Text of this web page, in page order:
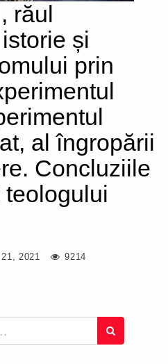
răul
și
prin
al îngropării
Concluziile
2021 9214